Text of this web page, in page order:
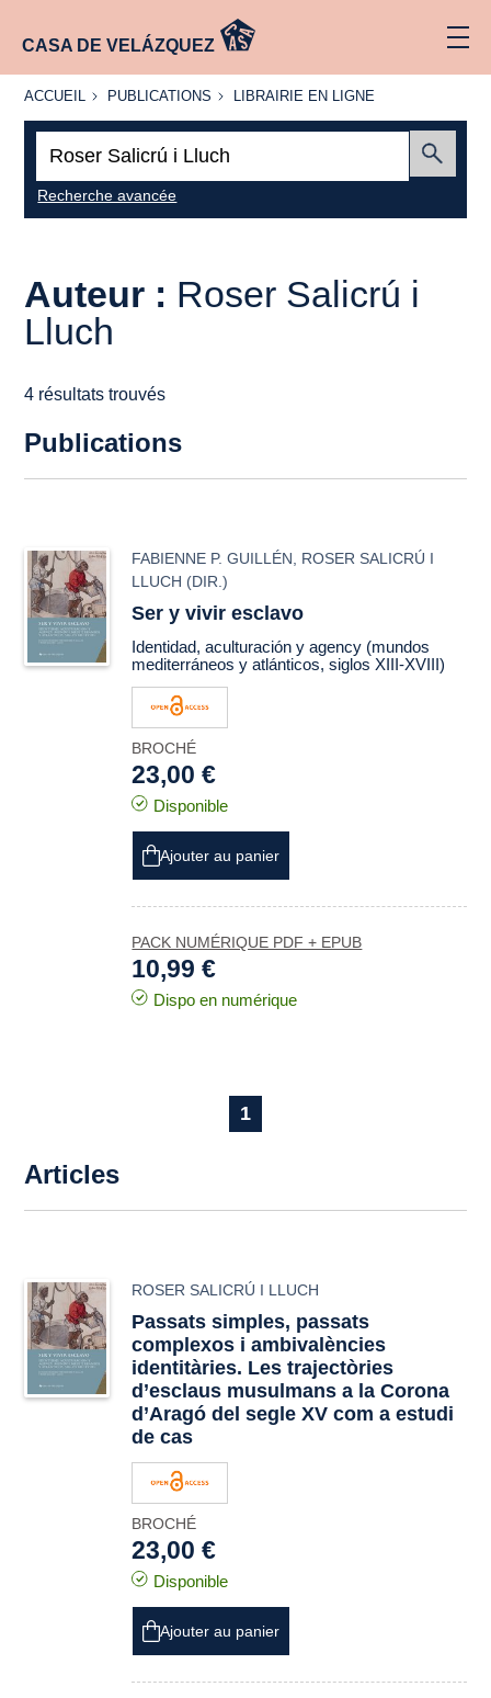
CASA DE VELÁZQUEZ
ACCUEIL
ACCUEIL PUBLICATIONS
PUBLICATIONS
LIBRAIRIE
LIBRAIRIE EN LIGNE
Recherche avancée
Auteur : Roser Salicrú i
Lluch
4 résultats trouvés
Publications
FABIENNE P. GUILLÉN
ROSER SALICRÚ I
LLUCH (DIR.)
Ser y vivir esclavo
Identidad, aculturación yagency (mundos
mediterráneos y atlánticos, siglos XIII-XVIII)
BROCHÉ
23,00 €
Disponible
Ajouter au panier
PACK NUMÉRIQUE PDF + EPUB
10,99 €
Dispo en numérique
1
Articles
ROSER SALICRÚ I LLUCH
Passats simples, passats
complexos i ambivalències
identitàries. Les trajectòries
d’esclaus musulmans a la Corona
d’Aragó del segle XV com a estudi
de cas
BROCHÉ
23,00 €
Disponible
Ajouter au panier